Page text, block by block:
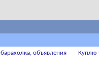
объявления
Куплю